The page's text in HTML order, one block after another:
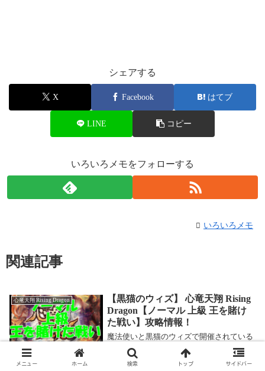
シェアする
X Facebook はてブ
LINE コピー
いろいろメモをフォローする
いろいろメモ
関連記事
心竜天翔 Rising Dragon
【黒猫のウィズ】 心竜天翔 Rising
Dragon【ノーマル 上級 王を賭け
た戦い】攻略情報！
魔法使いと黒猫のウィズで開催されている
イベント「心竜天翔 Rising Dragon」の攻
略記事です。ここでは【ノーマル 上級 王
を賭けた戦い】を攻略します。心竜天翔
メニュー ホーム 検索 トップ サイドバー